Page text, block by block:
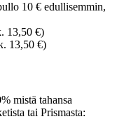
10 € edullisemmin,
13,50 €)
13,50 €)
mistä tahansa
tai Prismasta: